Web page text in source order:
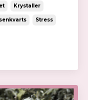
Krystaller
Stress